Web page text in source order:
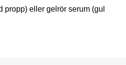
propp) eller gelrör serum (gul